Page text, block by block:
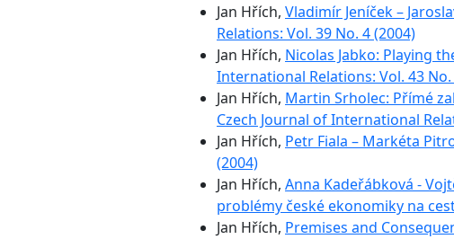
Jan Hřích, Vladimír Jeníček –
Relations: Vol. 39 No. 4 (2004)
Jan Hřích, Nicolas Jabko: Playing
International Relations: Vol. 43 No.
Jan Hřích, Martin Srholec: Přímé
Czech Journal of International
Jan Hřích, Petr Fiala – Markéta
(2004)
Jan Hřích, Anna Kadeřábková -
problémy české ekonomiky na
Jan Hřích, Premises and